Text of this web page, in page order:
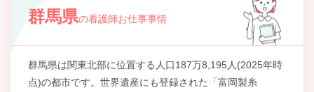
群馬県の看護師お仕事事情
群馬県は関東北部に位置する人口187万8,195人(2025年時
点)の都市です。世界遺産にも登録された「富岡製糸